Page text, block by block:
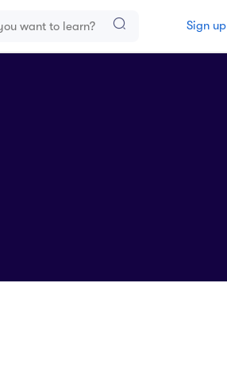
Sign up